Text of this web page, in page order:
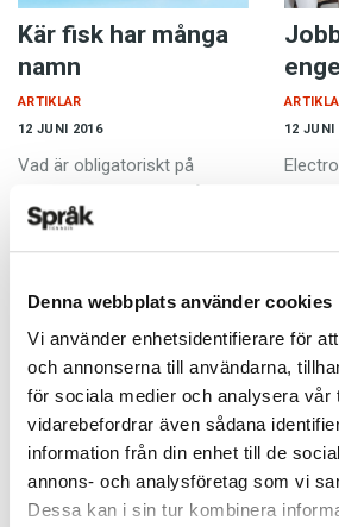
Denna webbplats använder cookies
Vi använder enhetsidentifierare för
och annonserna till användarna,
för sociala medier och analysera vår
vidarebefordrar även sådana
information från din enhet till de
annons- och analysföretag som vi
Dessa kan i sin tur kombinera
Kär fisk har många
namn
12 JUNI 2016
ARTIKLAR
Vad är obligatoriskt på
midsommarbordet? Många
svenskar skulle säga sill.
Färre skulle nog säga
också kan serveras som
tilltugg till nubben.…
12 JUNI
och
mer